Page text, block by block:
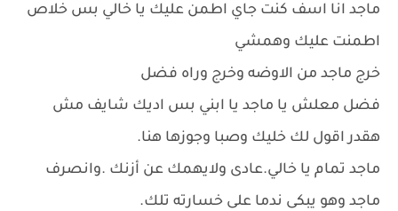
ماجد انا اسف كنت جاي اطمن عليك يا خالي بس خلاص
اطمنت عليك وهمشي
خرج ماجد من الاوضه وخرج وراه فضل
فضل معلش يا ماجد يا ابني بس اديك شايف مش
هقدر اقول لك خليك وصبا وجوزها هنا.
ماجد تمام يا خالي.عادى ولايهمك عن أزنك .وانصرف
ماجد وهو يبكى ندما على خسارته تلك.